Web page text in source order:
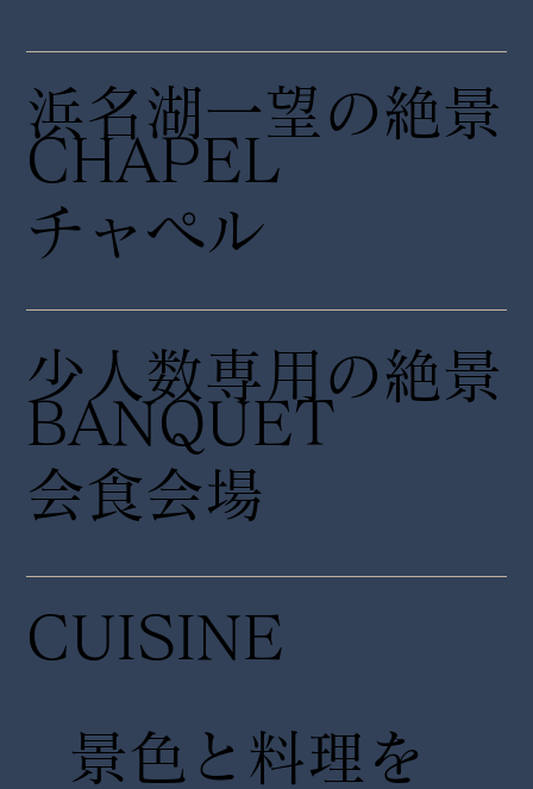
CUISINE
景色と料理を
浜名湖一望の絶景
チャペル
CHAPEL
少人数専用の絶景
会食会場
​BANQUET